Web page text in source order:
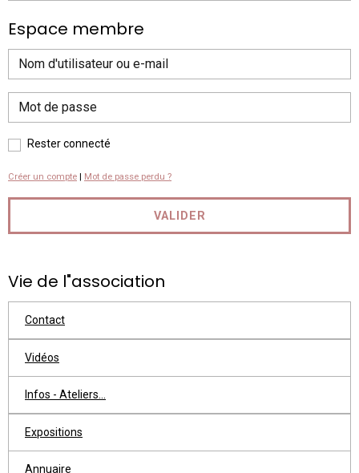
Espace membre
Rester connecté
Créer un compte Mot de passe perdu ?
VALIDER
Vie de l"association
Contact
Vidéos
Infos - Ateliers...
Expositions
Annuaire